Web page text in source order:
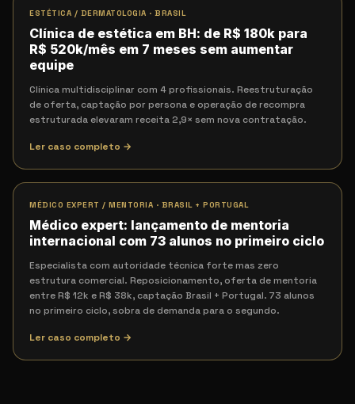
ESTÉTICA / DERMATOLOGIA · BRASIL
Clínica de estética em BH: de R$ 180k para
R$ 520k/mês em 7 meses sem aumentar
equipe
Clínica multidisciplinar com 4 profissionais. Reestruturação
de oferta, captação por persona e operação de recompra
estruturada elevaram receita 2,9× sem nova contratação.
Ler caso completo →
MÉDICO EXPERT / MENTORIA · BRASIL + PORTUGAL
Médico expert: lançamento de mentoria
internacional com 73 alunos no primeiro ciclo
Especialista com autoridade técnica forte mas zero
estrutura comercial. Reposicionamento, oferta de mentoria
entre R$ 12k e R$ 38k, captação Brasil + Portugal. 73 alunos
no primeiro ciclo, sobra de demanda para o segundo.
Ler caso completo →